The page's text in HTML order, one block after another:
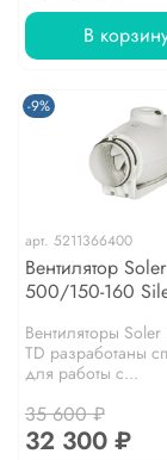
В
-9%
арт. 5211366400
Вентилятор
500/150-160
Вентиляторы
TD разработаны
для работы с...
35 600 ₽
32 300 ₽